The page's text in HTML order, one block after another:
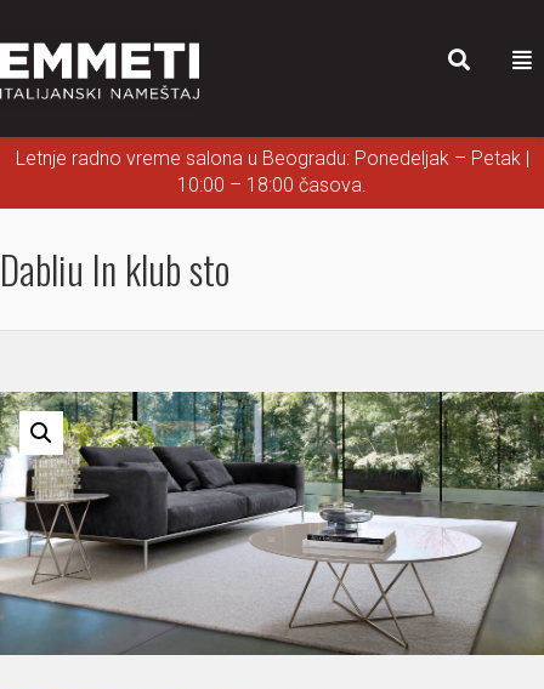
Letnje radno vreme salona u Beogradu: Ponedeljak – Petak |
10:00 – 18:00 časova.
Dabliu In klub sto